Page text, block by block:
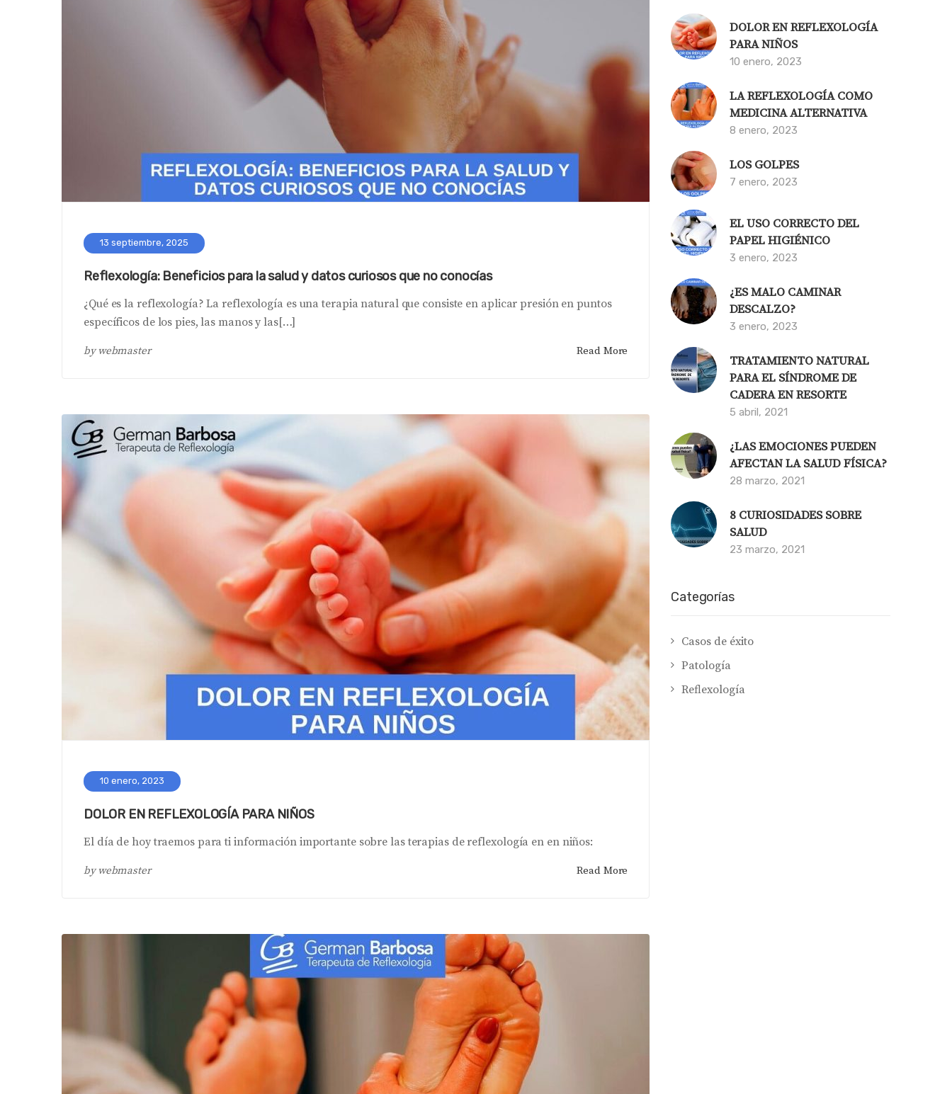
13 septiembre, 2025
Reflexología: Beneficios para la salud y datos curiosos que no conocías
¿Qué es la reflexología? La reflexología es una terapia natural que consiste en aplicar presión en puntos
específicos de los pies, las manos y las[…]
bywebmaster Read More
10 enero, 2023
DOLOR EN REFLEXOLOGÍA PARA NIÑOS
El día de hoy traemos para ti información importante sobre las terapias de reflexología en en niños:
bywebmaster Read More
DOLOR EN REFLEXOLOGÍA
PARA NIÑOS
10 enero, 2023
LA REFLEXOLOGÍA COMO
MEDICINA ALTERNATIVA
8 enero, 2023
LOS GOLPES
7 enero, 2023
EL USO CORRECTO DEL
PAPEL HIGIÉNICO
3 enero, 2023
¿ES MALO CAMINAR
DESCALZO?
3 enero, 2023
TRATAMIENTO NATURAL
PARA EL SÍNDROME DE
CADERA EN RESORTE
5 abril, 2021
¿LAS EMOCIONES PUEDEN
AFECTAN LA SALUD FÍSICA?
28 marzo, 2021
8 CURIOSIDADES SOBRE
SALUD
23 marzo, 2021
Categorías
Casos de éxito
Patología
Reflexología